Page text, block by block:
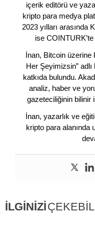
içerik editörü ve
kripto para medya
2023 yılları arasında
ise
İnan, Bitcoin üzerine
Her Şeyimizsin”
katkıda bulundu.
analiz, haber ve
gazeteciliğinin bilinir
İnan, yazarlık ve
kripto para alanında
İLGİNİZİ